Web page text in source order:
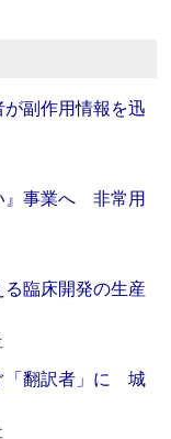
が副作用情報を迅
』事業へ 非常用
る臨床開発の生産
「翻訳者」に 城